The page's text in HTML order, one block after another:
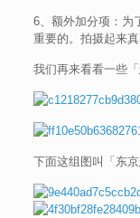
6、额外加分项：为
重要的。拍摄起来真
我们再来看看一些
下面这组图叫「东